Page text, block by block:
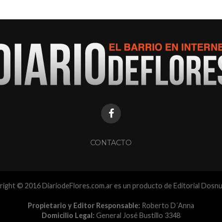
CONTACTO
© 2016 DiariodeFlores.com.ar es un producto de Editorial
Propietario y Editor Responsable: Roberto D´Anna
Domicilio Legal: General José Bustillo 3348